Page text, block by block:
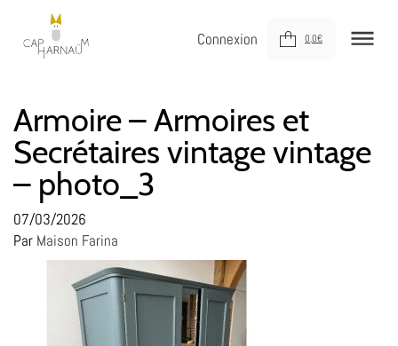
Connexion 0,0€
NOUVEAUTÉS
MEUBLER
DÉCORER
JOUER
DERNIÈRE CHANCE !
À VOTRE SERVICE
Armoire – Armoires et
Secrétaires vintage vintage
– photo_3
07/03/2026
Par Maison Farina